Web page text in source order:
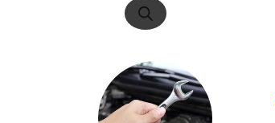
productos